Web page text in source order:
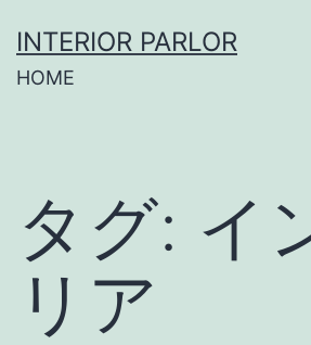
ン
テ
INTERIOR PARLOR
HOME
タグ: イ
リア